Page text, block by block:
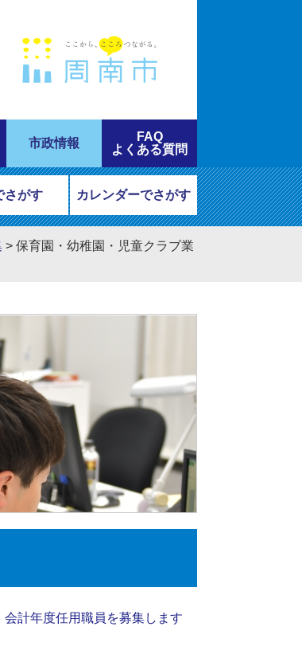
市政情報
FAQ
よくある質問
さがす カレンダーでさがす
> 保育園・幼稚園・児童クラブ業
計年度任用職員を募集します